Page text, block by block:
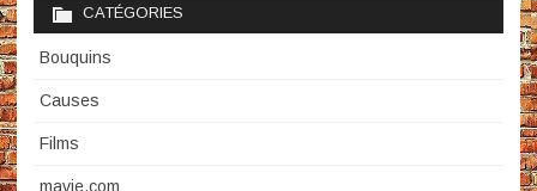
CATÉGORIES
Bouquins
Causes
Films
mavie.com